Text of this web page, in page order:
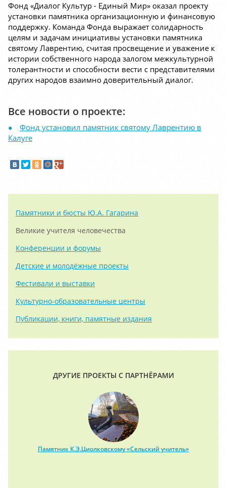
Фонд «Диалог Культур - Единый Мир» оказал проекту
установки памятника организационную и финансовую
поддержку. Команда Фонда выражает солидарность
целям и задачам инициативы установки памятника
святому Лаврентию, считая просвещение и уважение к
истории собственного народа залогом межкультурной
толерантности и способности вести с представителями
других народов взаимно доверительный диалог.
Все новости о проекте:
Фонд установил памятник святому Лаврентию в
Калуге
Памятники и бюсты Ю.А. Гагарина
Великие учителя человечества
Конференции и форумы
Детские и молодёжные проекты
Фестивали и выставки
Культурно-образовательные центры
Публикации, книги, памятные издания
ДРУГИЕ ПРОЕКТЫ С ПАРТНЁРАМИ
Памятник К.Э.Циолковскому «Сельский учитель»